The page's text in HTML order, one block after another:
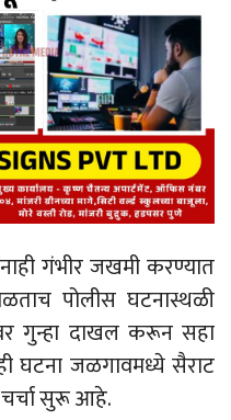
गंभीर जखमी करण्यात
पोलीस घटनास्थळी
गुन्हा दाखल करून सहा
घटना जळगावमध्ये सैराट
चर्चा सुरू आहे.